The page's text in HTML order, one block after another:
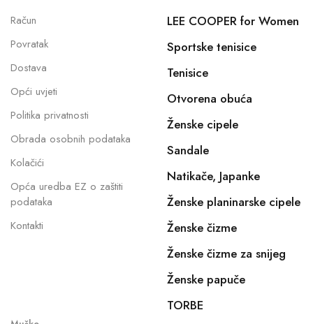
Račun
Povratak
Dostava
Opći uvjeti
Politika privatnosti
Obrada osobnih podataka
Kolačići
Opća uredba EZ o zaštiti
podataka
Kontakti
LEE COOPER for Women
Sportske tenisice
Tenisice
Otvorena obuća
Ženske cipele
Sandale
Natikače, Japanke
Ženske planinarske cipele
Ženske čizme
Ženske čizme za snijeg
Ženske papuče
TORBE